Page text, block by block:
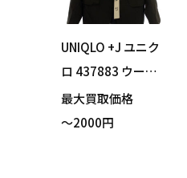
UNIQLO +J ユニク
ロ 437883 ウール
テーラードジャケ
ット ブラック Mサ
最大買取価格
～2000円